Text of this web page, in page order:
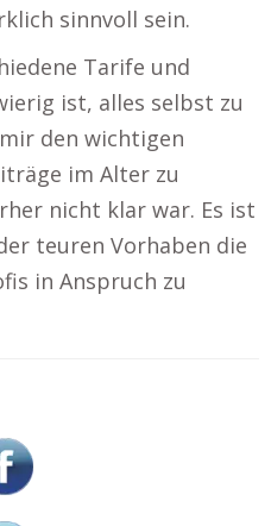
sinnvoll sein.
Tarife und
ist, alles selbst zu
den wichtigen
im Alter zu
nicht klar war. Es ist
teuren Vorhaben die
in Anspruch zu